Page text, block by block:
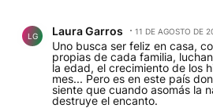
LG Laura Garros 11 DE AGOSTO DE
Uno busca ser feliz en casa,
propias de cada familia,
la edad, el crecimiento de los
mes... Pero es en este país
siente que cuando asomás la
destruye el encanto.